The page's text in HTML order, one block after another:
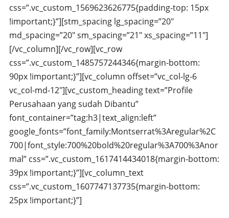
css=”.vc_custom_1569623626775{padding-top: 15px
!important;}”][stm_spacing lg_spacing=”20″
md_spacing=”20″ sm_spacing=”21″ xs_spacing=”11″]
[/vc_column][/vc_row][vc_row
css=”.vc_custom_1485757244346{margin-bottom:
90px !important;}”][vc_column offset=”vc_col-lg-6
vc_col-md-12″][vc_custom_heading text=”Profile
Perusahaan yang sudah Dibantu”
font_container=”tag:h3|text_align:left”
google_fonts=”font_family:Montserrat%3Aregular%2C
700|font_style:700%20bold%20regular%3A700%3Anor
mal” css=”.vc_custom_1617414434018{margin-bottom:
39px !important;}”][vc_column_text
css=”.vc_custom_1607747137735{margin-bottom:
25px !important;}”]